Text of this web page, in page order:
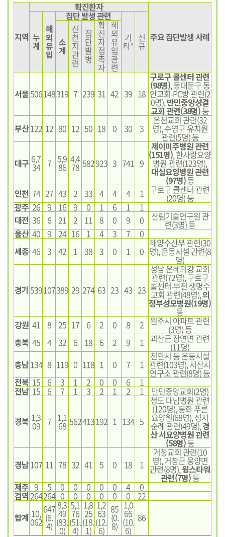
지역
확진환자
주요 집단발생 사례
누
계
해
외
유
입
집단 발생 관련
기
타*
신
규
소
계
신
천
지
관
련
집
단
발
병
확
진
자
접
촉
자
해
외
유
입
관
련
서울506148319 7 239 31 42 39 18
구로구 콜센터 관련
(98명), 동대문구 동
안교회-PC방 관련(2
0명),만민중앙성결
교회 관련(38명)등
부산122 12 80 12 50 18 0 30 3
온천교회 관련(32
명), 수영구 유치원
관련(5명) 등
대구 6,7
34 7 5,9
86
4,4
78 582923 3 741 9
제이미주병원 관련
(151명), 한사랑요양
병원 관련(123명),
대실요양병원 관련
(97명)등
인천 74 27 43 2 33 4 4 4 1 구로구 콜센터 관련
(20명) 등
광주 26 9 16 9 0 1 6 1
1
대전 36 6 21 2 11 8 0 9 0 산림기술연구원 관
련(3명) 등
울산 40 9 24 16 1 4 3 7
0
세종 46 3 42 1 38 3 0 1 0
해양수산부 관련(30
명), 운동시설 관련(8
명)
경기 539107389 29 274 63 23 43 23
성남 은혜의강 교회
관련(72명), 구로구
콜센터-부천 생명수
교회 관련(48명),의
정부성모병원(19명)
등
강원 41 8 25 17 6 2 0 8 2 원주시 아파트 관련
(3명) 등
충북 45 4 32 6 18 6 2 9 1 괴산군 장연면 관련
(11명)
충남134 8 119 0 118 1 0 7 1
천안시 등 운동시설
관련(103명), 서산시
연구소 관련(8명) 등
전북 15 6 3 1 2 0 0 6 1
전남 15 6 7 1 3 2 1 2 1 만민중앙교회(2명)
경북 1,3
09 7 1,1
68 562413192 1 134 5
청도 대남병원 관련
(120명), 봉화 푸른
요양원(68명), 성지
순례 관련(49명),경
산 서요양병원 관련
(58명)등
경남107 11 78 32 41 5 0 18 1
거창교회 관련(10
명), 거창군 웅양면
관련(8명),윙스타워
관련(7명)등
제주 9 5 0 0 0 0 0 4 0
검역264264 0 0 0 0 0 0
22
합계 10,
062
647
(6.
4)
8,3
49
(83.
0)
5,1
76
(51.
4)
1,8
25
(18.
1)
1,2
63
(12.
6)
85
(0.
8)
1,0
66
(10.
6)
86